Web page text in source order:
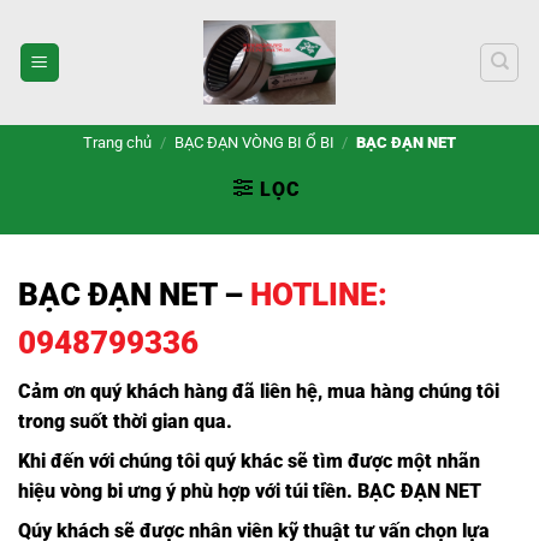
qua
nội
Trang chủ / BẠC ĐẠN VÒNG BI Ổ BI / BẠC ĐẠN NET
LỌC
BẠC ĐẠN NET– HOTLINE:
0948799336
Cảm ơn quý khách hàng đã liên hệ, mua hàng chúng tôi
trong suốt thời gian qua.
Khi đến với chúng tôi quý khác sẽ tìm được một nhãn
hiệu vòng bi ưng ý phù hợp với túi tiền. BẠC ĐẠN NET
Qúy khách sẽ được nhân viên kỹ thuật tư vấn chọn lựa